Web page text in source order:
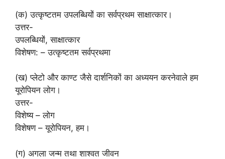
(क) उत्कृष्टतम उपलब्धियों का सर्वप्रथम साक्षात्कार।
उत्तर-
उपलब्धियों, साक्षात्कार
विशेषण: – उत्कृष्टतम सर्वप्रथमा
(ख) प्लेटो और काण्ट जैसे दार्शनिकों का अध्ययन करनेवाले हम
यूरोपियन लोग।
उत्तर-
विशेष्य – लोग
विशेषण – यूरोपियन, हम।
(ग) अगला जन्म तथा शाश्वत जीवन